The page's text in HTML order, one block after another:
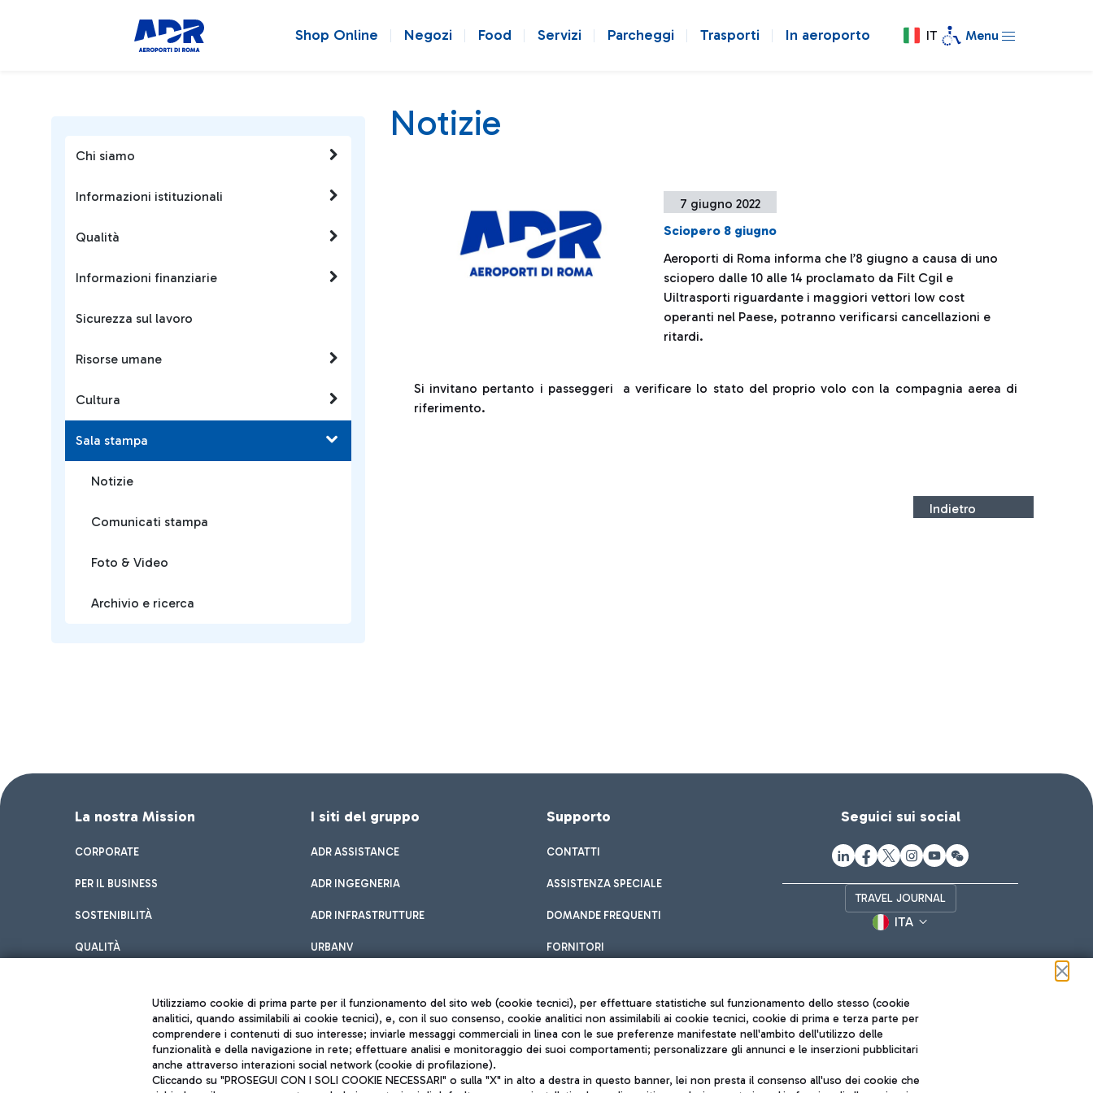
Shop Online Negozi Food Servizi Parcheggi Trasporti In aeroporto IT Menu
Chi siamo
Informazioni istituzionali
Qualità
Informazioni finanziarie
Sicurezza sul lavoro
Risorse umane
Cultura
Sala stampa
Notizie
Comunicati stampa
Foto & Video
Archivio e ricerca
Notizie
7 giugno 2022
Sciopero 8 giugno
Aeroporti di Roma informa che l’8 giugno a causa di uno
sciopero dalle 10 alle 14 proclamato da Filt Cgil e
Uiltrasporti riguardante i maggiori vettori low cost
operanti nel Paese, potranno verificarsi cancellazioni e
ritardi.
Si invitano pertanto i passeggeri a verificare lo stato del proprio volo con la compagnia aerea di
riferimento.
Indietro
La nostra Mission
CORPORATE
PER IL BUSINESS
SOSTENIBILITÀ
QUALITÀ
I siti del gruppo
ADR ASSISTANCE
ADR INGEGNERIA
ADR INFRASTRUTTURE
URBANV
Supporto
CONTATTI
ASSISTENZA SPECIALE
DOMANDE FREQUENTI
FORNITORI
Seguici sui social
TRAVEL JOURNAL
ITA
Note legali
Roma FCO
Utilizziamo cookie di prima parte per il funzionamento del sito web (cookie tecnici), per effettuare statistiche sul funzionamento dello stesso (cookie
analitici, quando assimilabili ai cookie tecnici), e, con il suo consenso, cookie analitici non assimilabili ai cookie tecnici, cookie di prima e terza parte per
comprendere i contenuti di suo interesse; inviarle messaggi commerciali in linea con le sue preferenze manifestate nell'ambito dell'utilizzo delle
funzionalità e della navigazione in rete; effettuare analisi e monitoraggio dei suoi comportamenti; personalizzare gli annunci e le inserzioni pubblicitari
anche attraverso interazioni social network (cookie di profilazione).
Cliccando su "PROSEGUI CON I SOLI COOKIE NECESSARI" o sulla "X" in alto a destra in questo banner, lei non presta il consenso all'uso dei cookie che